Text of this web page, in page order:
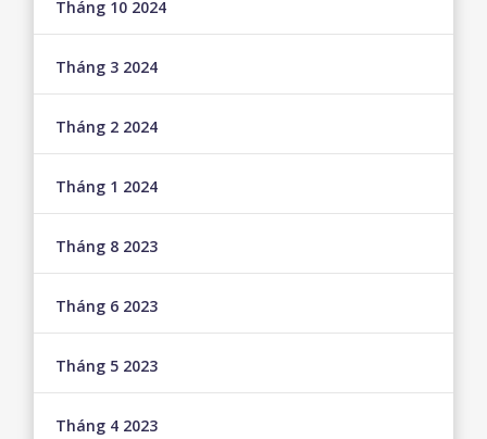
Tháng 10 2024
Tháng 3 2024
Tháng 2 2024
Tháng 1 2024
Tháng 8 2023
Tháng 6 2023
Tháng 5 2023
Tháng 4 2023